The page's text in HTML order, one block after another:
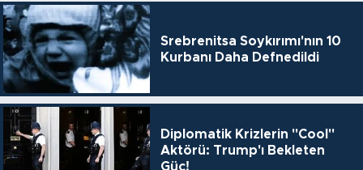
Srebrenitsa Soykırımı'nın 10
Kurbanı Daha Defnedildi
Diplomatik Krizlerin "Cool"
Aktörü: Trump'ı Bekleten
Güç!